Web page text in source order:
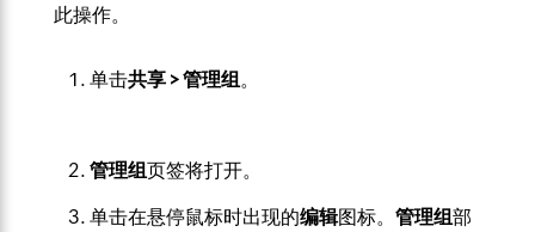
此操作。
单击共享 > 管理组。
管理组页签将打开。
单击在悬停鼠标时出现的编辑图标。 管理组部